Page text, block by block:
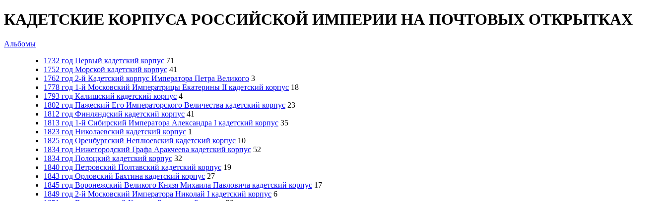
КАДЕТСКИЕ КОРПУСА РОССИЙСКОЙ ИМПЕРИИ НА ПОЧТОВЫХ ОТКРЫТКАХ
Альбомы
1732 год Первый кадетский корпус 71
1752 год Морской кадетский корпус 41
1762 год 2-й Кадетский корпус Императора Петра Великого 3
1778 год 1-й Московский Императрицы Екатерины II кадетский корпус 18
1793 год Калишский кадетский корпус 4
1802 год Пажеский Его Императорского Величества кадетский корпус 23
1812 год Финляндский кадетский корпус 41
1813 год 1-й Сибирский Императора Александра I кадетский корпус 35
1823 год Николаевский кадетский корпус 1
1825 год Оренбургский Неплюевский кадетский корпус 10
1834 год Нижегородский Графа Аракчеева кадетский корпус 52
1834 год Полоцкий кадетский корпус 32
1840 год Петровский Полтавский кадетский корпус 19
1843 год Орловский Бахтина кадетский корпус 27
1845 год Воронежский Великого Князя Михаила Павловича кадетский корпус 17
1849 год 2-й Московский Императора Николай I кадетский корпус 6